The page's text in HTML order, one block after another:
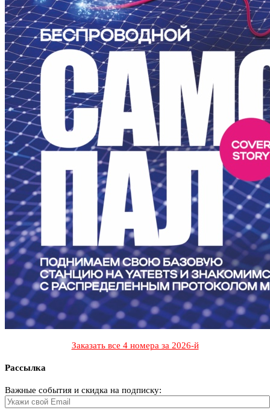
Заказать все 4 номера за 2026-й
Рассылка
Важные события и скидка на подписку: